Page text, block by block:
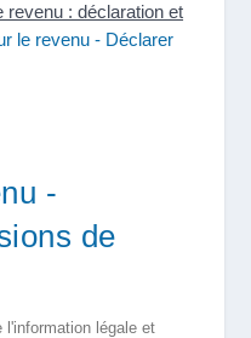
revenu : déclaration et
le revenu - Déclarer
-
de
l'information légale et